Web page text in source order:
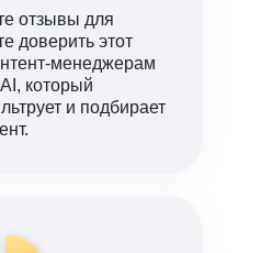
отзывы для
доверить этот
менеджерам
который
и подбирает